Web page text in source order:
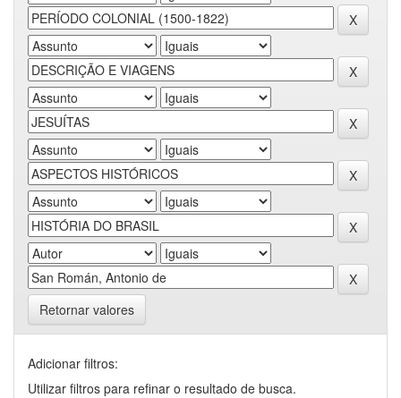
Retornar valores
Adicionar filtros:
Utilizar filtros para refinar o resultado de busca.